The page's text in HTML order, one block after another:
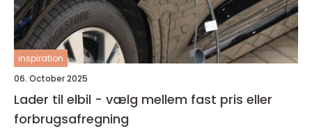
inspiration
06. October 2025
Lader til elbil - vælg mellem fast pris eller
forbrugsafregning